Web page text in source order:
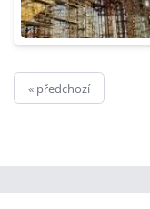
« předchozí